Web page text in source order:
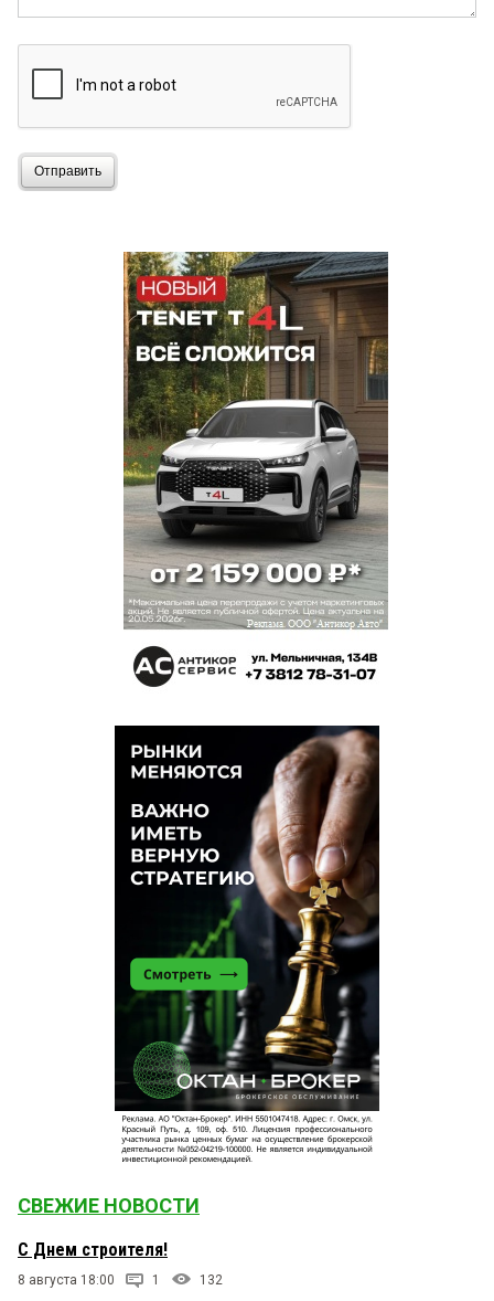
Отправить
СВЕЖИЕ НОВОСТИ
С Днем строителя!
8 августа 18:00 1 132